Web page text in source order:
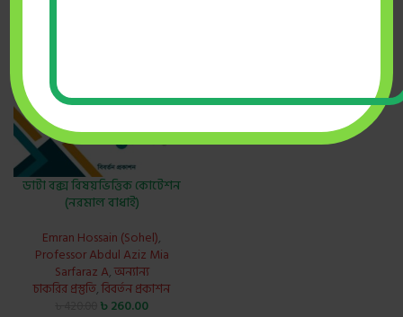
ডাটা বক্স বিষয়ভিত্তিক কোটেশন
(নরমাল বাধাই)
Emran Hossain (Sohel),
Professor Abdul Aziz Mia
Sarfaraz A,অন্যান্য
চাকরির প্রস্তুতি,বিবর্তন প্রকাশন
৳260.00